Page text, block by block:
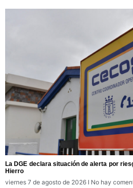
La DGE declara situación de alerta por
Hierro
viernes 7 de agosto de 2026 No hay